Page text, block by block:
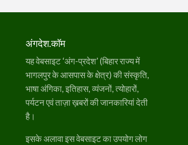
अंगदेश.कॉम
यह वेबसाइट ‘अंग-प्रदेश’ (बिहार राज्य में
भागलपुर के आसपास के क्षेत्र) की संस्कृति,
भाषा अंगिका, इतिहास, व्यंजनों, त्योहारों,
पर्यटन एवं ताज़ा ख़बरों की जानकारियां देती
है।
इसके अलावा इस वेबसाइट का उपयोग लोग